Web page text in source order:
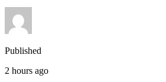
Published
2 hours ago